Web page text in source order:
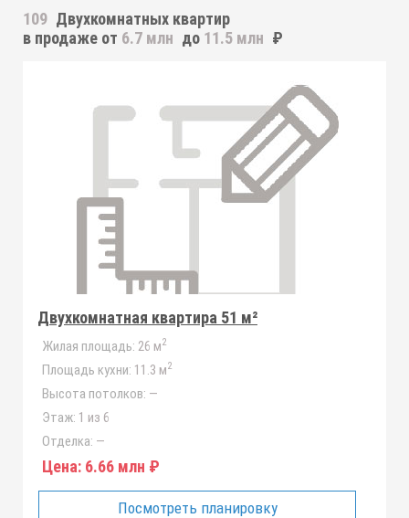
109 Двухкомнатных квартир
в продаже от 6.7 млн до 11.5 млн ₽
Двухкомнатная квартира 51 м²
Жилая площадь: 26 м2
Площадь кухни: 11.3 м2
Высота потолков: —
Этаж: 1 из 6
Отделка: —
Цена: 6.66 млн ₽
Посмотреть планировку